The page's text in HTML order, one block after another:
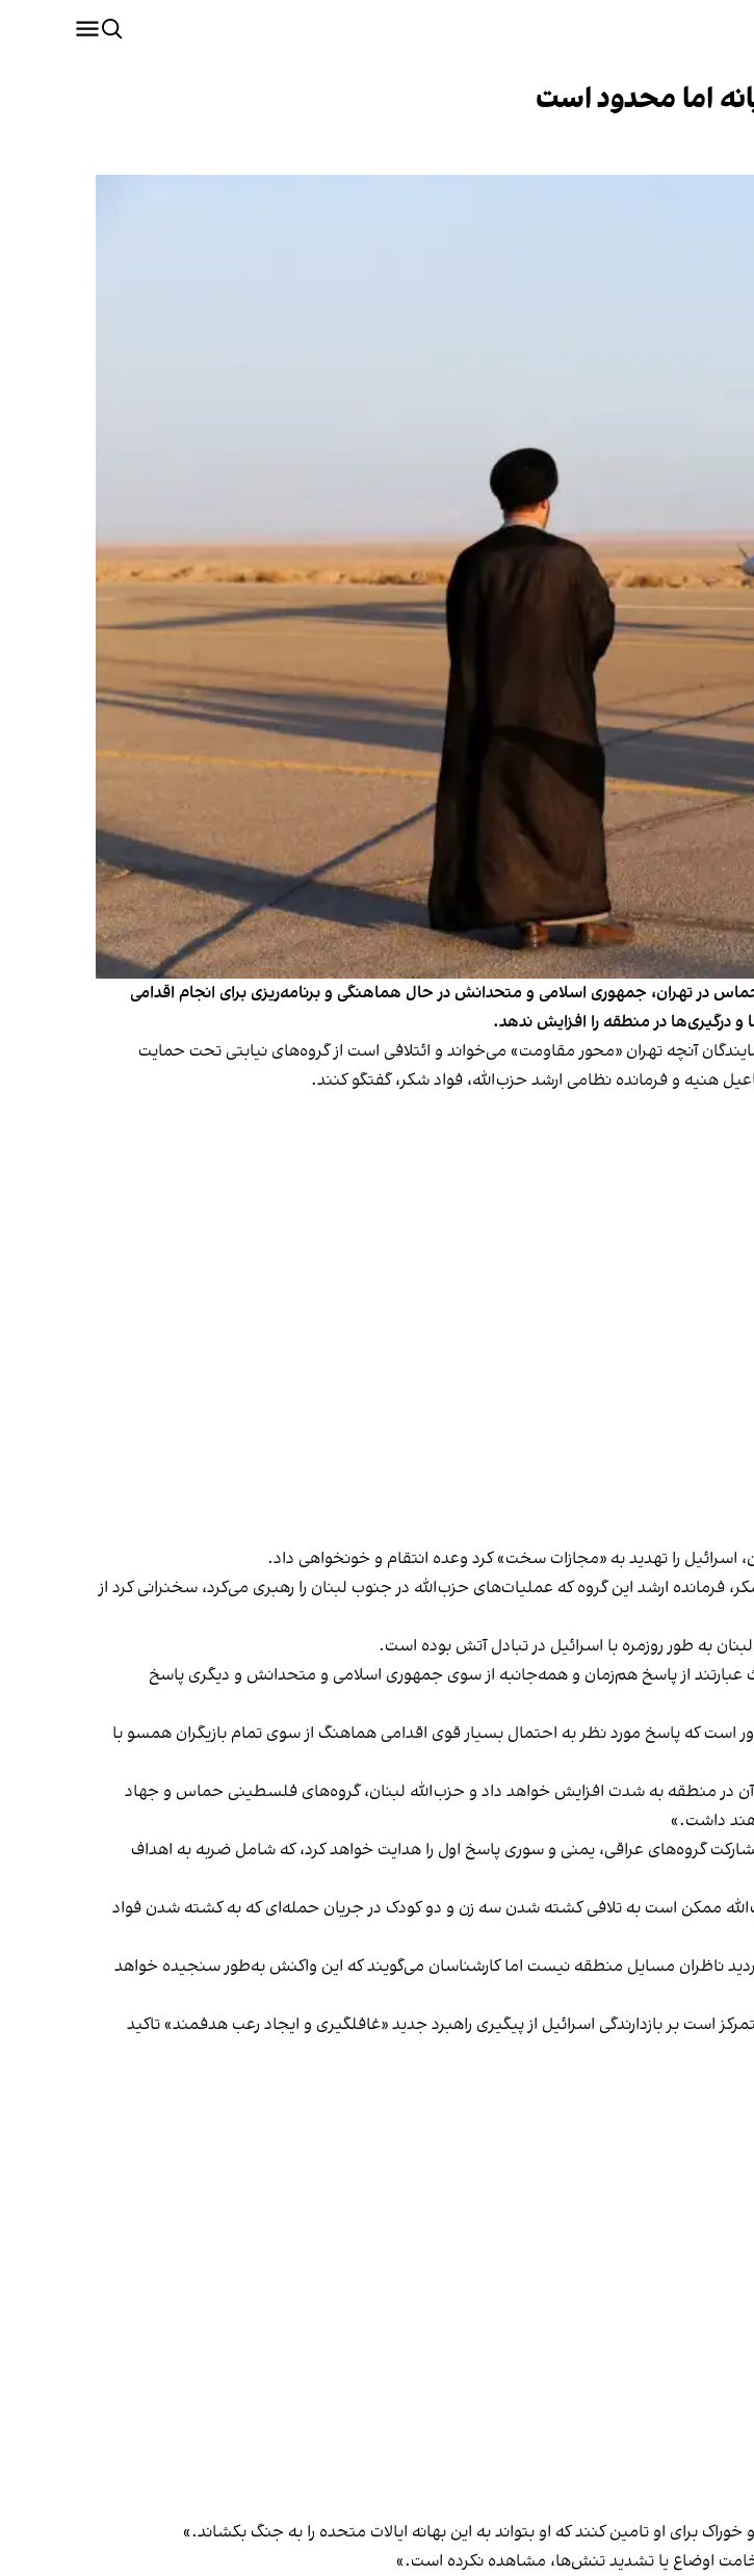
اما محدود است
در تهران، جمهوری اسلامی و متحدانش در حال هماهنگی و برنامه‌ریزی برای انجام اقدامی
درگیری‌ها در منطقه را افزایش ندهد.
آنچه تهران «محور مقاومت» می‌خواند و ائتلافی است از گروه‌های نیابتی تحت حمایت
هنیه و فرمانده نظامی ارشد حزب‌الله، فواد شکر، گفتگو کنند.
را تهدید به «مجازات سخت» کرد وعده انتقام و خونخواهی داد.
فرمانده ارشد این گروه که عملیات‌های حزب‌الله در جنوب لبنان را رهبری می‌کرد، سخنرانی کرد از
به طور روزمره با اسرائیل در تبادل آتش بوده است.
عبارتند از پاسخ هم‌زمان و همه‌جانبه از سوی جمهوری اسلامی و متحدانش و دیگری پاسخ
است که پاسخ مورد نظر به احتمال بسیار قوی اقدامی هماهنگ از سوی تمام بازیگران همسو با
آن در منطقه به شدت افزایش خواهد داد و حزب‌الله لبنان، گروه‌های فلسطینی حماس و جهاد
داشت.»
گروه‌های عراقی، یمنی و سوری پاسخ اول را هدایت خواهد کرد، که شامل ضربه به اهداف
ممکن است به تلافی کشته شدن سه زن و دو کودک در جریان حمله‌ای که به کشته شدن فواد
ناظران مسایل منطقه نیست اما کارشناسان می‌گویند که این واکنش به‌طور سنجیده خواهد
است بر بازدارندگی اسرائیل از پیگیری راهبرد جدید «غافلگیری و ایجاد رعب هدفمند» تاکید
برای او تامین کنند که او بتواند به این بهانه ایالات متحده را به جنگ بکشاند.»
اوضاع یا تشدید تنش‌ها، مشاهده نکرده است.»